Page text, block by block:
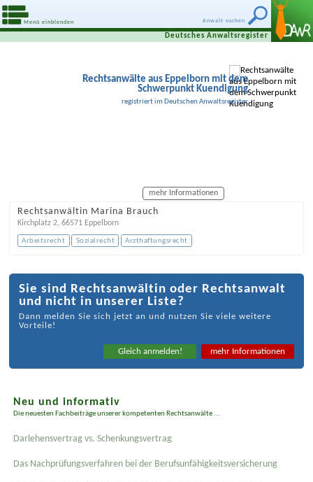
Anwalt suchen
Menü einblenden
Deutsches Anwaltsregister
Rechtsanwälte aus Eppelborn mit dem
Schwerpunkt Kuendigung
registriert im Deutschen Anwaltsregister
mehr Informationen
Rechtsanwältin Marina Brauch
Kirchplatz 2, 66571 Eppelborn
Arbeitsrecht Sozialrecht Arzthaftungsrecht
Sie sind Rechtsanwältin oder Rechtsanwalt
und nicht in unserer Liste?
Dann melden Sie sich jetzt an und nutzen Sie viele weitere
Vorteile!
Gleich anmelden! mehr Informationen
Neu und informativ
Die neuesten Fachbeiträge unserer kompetenten Rechtsanwälte ...
Darlehensvertrag vs. Schenkungsvertrag
Das Nachprüfungsverfahren bei der Berufsunfähigkeitsversicherung